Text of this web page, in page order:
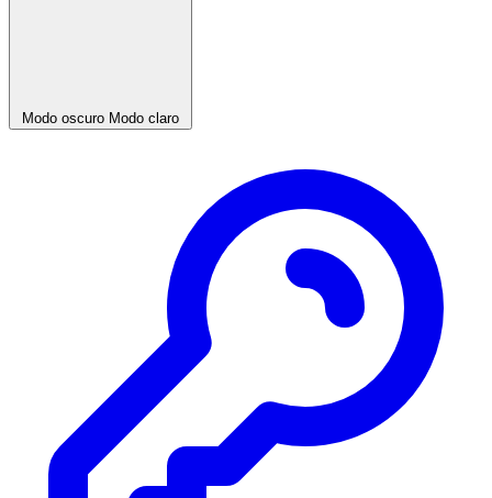
Modo oscuro Modo claro